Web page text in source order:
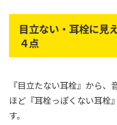
目立ない・耳栓に見
４点
『目立たない耳栓』から、
ほど『耳栓っぽくない耳栓
す。